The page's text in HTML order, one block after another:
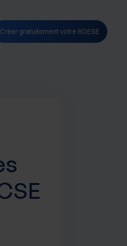
Créer gratuitement votre BDESE